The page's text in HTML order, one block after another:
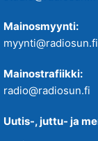
Mainosmyynti:
myynti@radiosun.fi
Mainostrafiikki:
radio@radiosun.fi
Uutis-, juttu- ja